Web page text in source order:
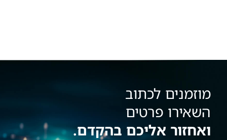
מוזמנים לכתוב
השאירו פרטים
ואחזור אליכם בהקדם.